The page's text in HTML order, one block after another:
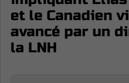
et le Canadien
avancé par un
la LNH